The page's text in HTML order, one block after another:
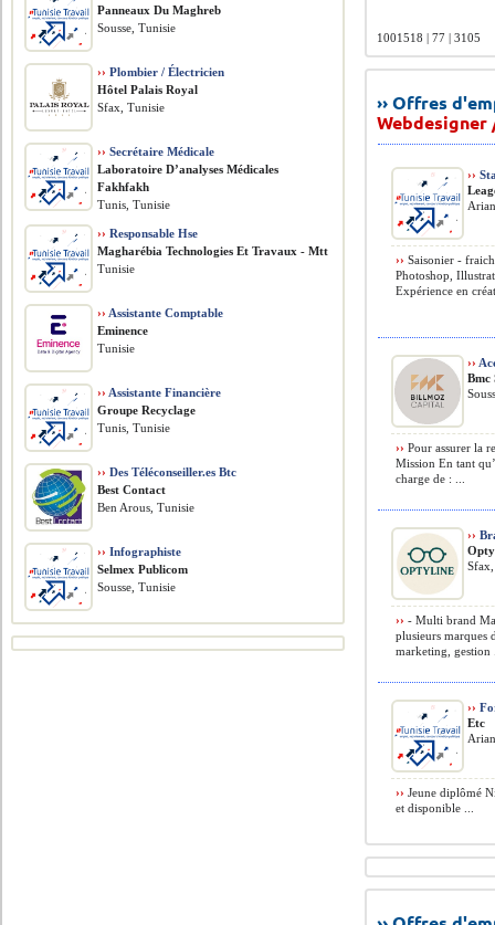
1001518 | 77 | 3105
›› Offres
Webdesigner
››
›› Saisonier -
Photoshop,
Expérience en
››
Bmc
›› Pour assurer la
Mission En tant
charge de : ...
››
›› - Multi brand
plusieurs
marketing, gestion
››
Etc
›› Jeune diplômé
et disponible ...
Panneaux Du Maghreb
Sousse, Tunisie
›› Plombier / Électricien
Hôtel Palais Royal
Sfax, Tunisie
›› Secrétaire Médicale
Laboratoire D’analyses Médicales
Fakhfakh
Tunis, Tunisie
›› Responsable Hse
Magharébia Technologies Et Travaux - Mtt
Tunisie
›› Assistante Comptable
Eminence
Tunisie
›› Assistante Financière
Groupe Recyclage
Tunis, Tunisie
›› Des Téléconseiller.es Btc
Best Contact
Ben Arous, Tunisie
›› Infographiste
Selmex Publicom
Sousse, Tunisie